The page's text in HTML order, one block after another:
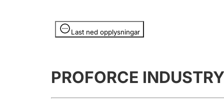
Last ned opplysningar
Opplysninger er skjult
PROFORCE